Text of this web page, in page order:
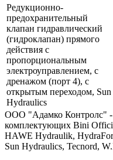
Редукционно-
предохранительный
клапан гидравлический
(гидроклапан) прямого
действия с
пропорциональным
электроуправлением, с
дренажом (порт 4), с
открытым переходом, Sun
Hydraulics
ООО "Адамко Контролс" -
комплектующих Bini
HAWE Hydraulik,
Sun Hydraulics, Tecnord,